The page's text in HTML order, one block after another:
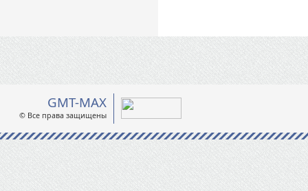
GMT-MAX
© Все права защищены